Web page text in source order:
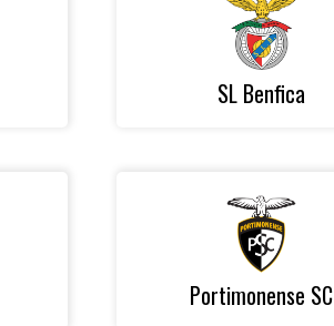
SL Benfica
Portimonense SC